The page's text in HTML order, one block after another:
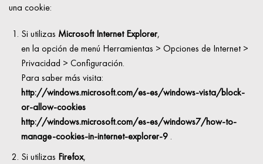
una cookie:
Si utilizas Microsoft Internet Explorer,
en la opción de menú Herramientas > Opciones de Internet >
Privacidad > Configuración.
Para saber más visita:
http://windows.microsoft.com/es-es/windows-vista/block-
or-allow-cookies
http://windows.microsoft.com/es-es/windows7/how-to-
manage-cookies-in-internet-explorer-9.
Si utilizas Firefox,